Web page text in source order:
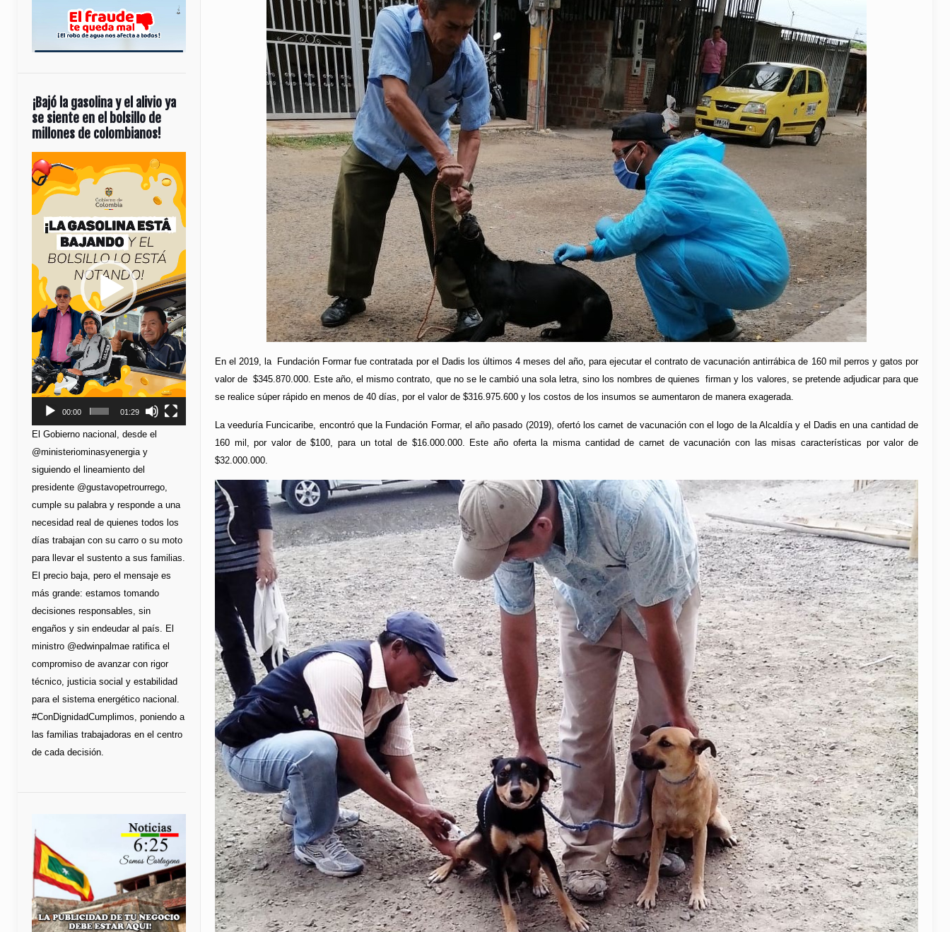
En el 2019, la Fundación Formar fue contratada por el Dadis los últimos 4 meses del año, para ejecutar el contrato de vacunación antirrábica de 160 mil perros y gatos por
valor de $345.870.000. Este año, el mismo contrato, que no se le cambió una sola letra, sino los nombres de quienes firman y los valores, se pretende adjudicar para que
se realice súper rápido en menos de 40 días, por el valor de $316.975.600 y los costos de los insumos se aumentaron de manera exagerada.
La veeduría Funcicaribe, encontró que la Fundación Formar, el año pasado (2019), ofertó los carnet de vacunación con el logo de la Alcaldía y el Dadis en una cantidad de
160 mil, por valor de $100, para un total de $16.000.000. Este año oferta la misma cantidad de carnet de vacunación con las misas características por valor de
$32.000.000.
¡Bajó la gasolina y el alivio ya
se siente en el bolsillo de
millones de colombianos!
Reproductor
de
vídeo
00:00 01:29
El Gobierno nacional, desde el
@ministeriominasyenergia y
siguiendo el lineamiento del
presidente @gustavopetrourrego,
cumple su palabra y responde a una
necesidad real de quienes todos los
días trabajan con su carro o su moto
para llevar el sustento a sus familias.
El precio baja, pero el mensaje es
más grande: estamos tomando
decisiones responsables, sin
engaños y sin endeudar al país. El
ministro @edwinpalmae ratifica el
compromiso de avanzar con rigor
técnico, justicia social y estabilidad
para el sistema energético nacional.
#ConDignidadCumplimos, poniendo a
las familias trabajadoras en el centro
de cada decisión.